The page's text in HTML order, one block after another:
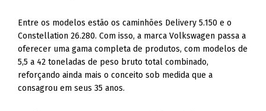
Entre os modelos estão os caminhões Delivery 5.150 e o
Constellation 26.280. Com isso, a marca Volkswagen passa a
oferecer uma gama completa de produtos, com modelos de
5,5 a 42 toneladas de peso bruto total combinado,
reforçando ainda mais o conceito sob medida que a
consagrou em seus 35 anos.